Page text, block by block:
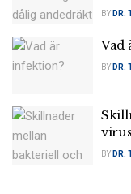
BY DR.
Vad
BY DR.
BY DR.